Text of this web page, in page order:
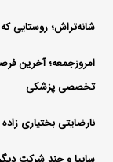
شانه‌تراش؛ روستایی
امروزجمعه؛ آخرین
تخصصی پزشکی
نارضایتی بختیاری